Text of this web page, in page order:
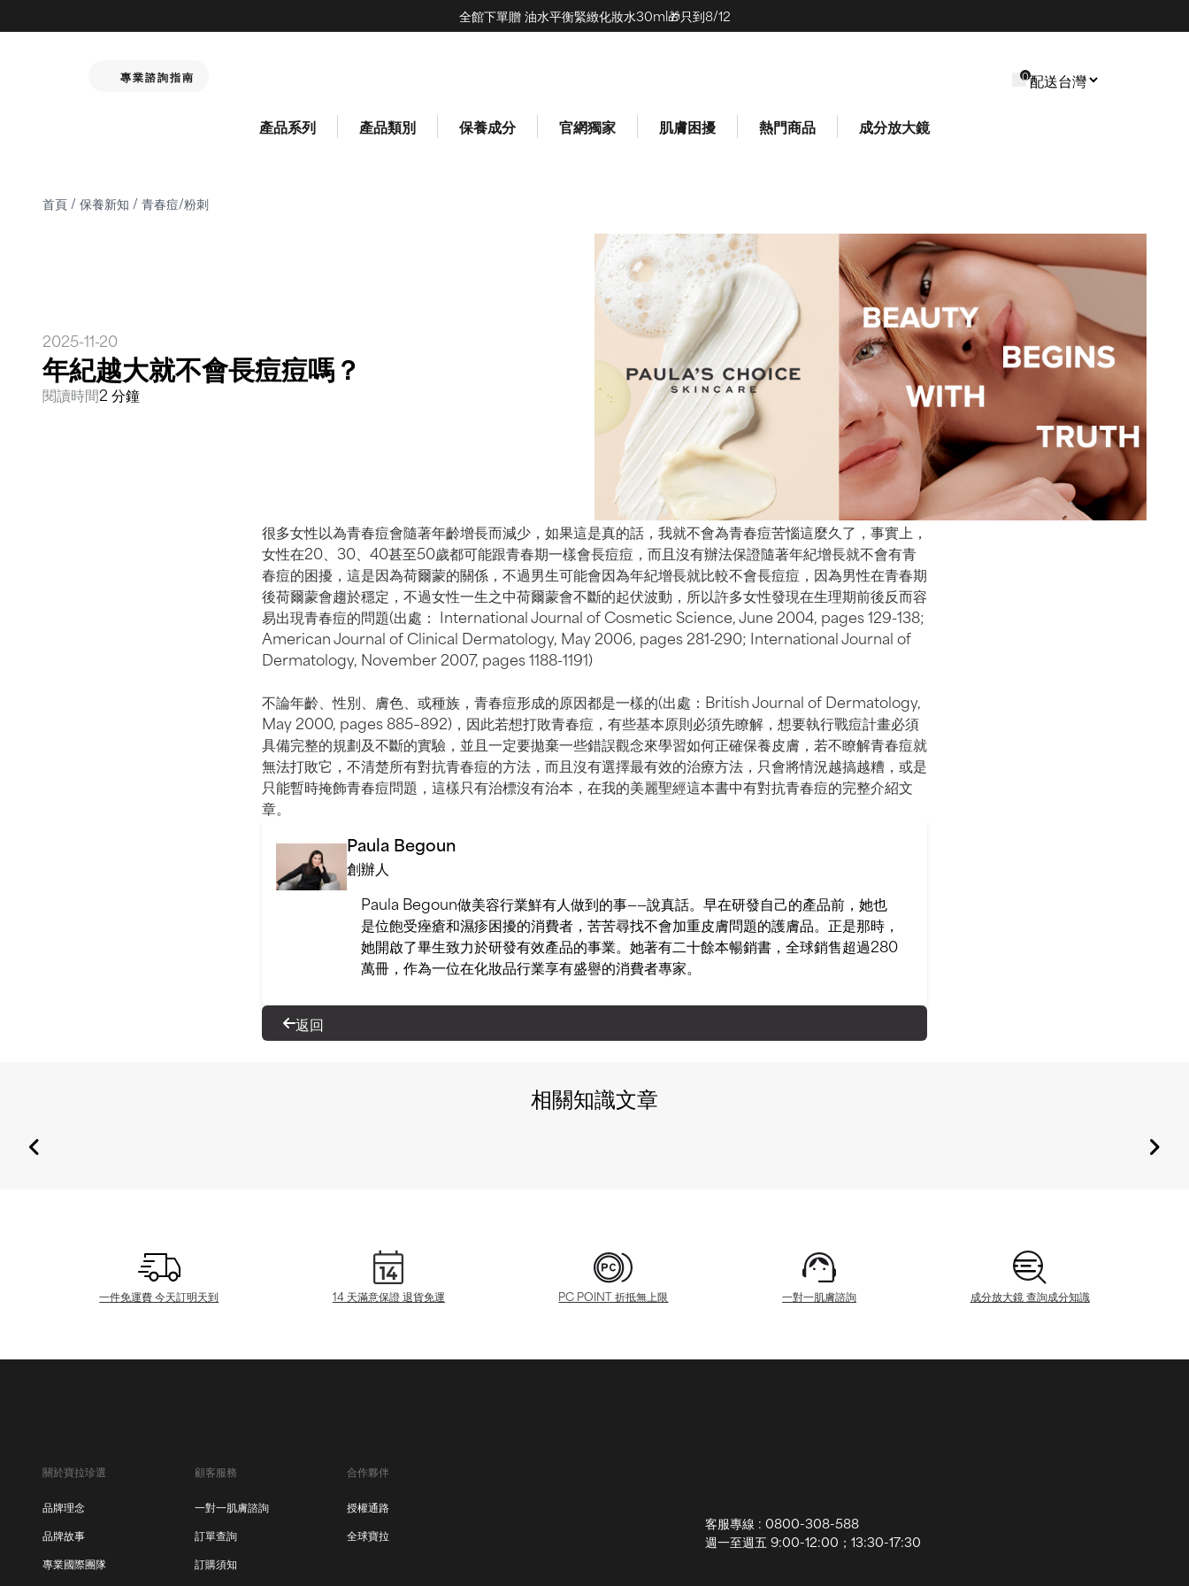
全館下單贈 油水平衡緊緻化妝水30ml🎁只到8/12
專業諮詢指南 0
產品系列 產品類別 保養成分 官網獨家 肌膚困擾 熱門商品 成分放大鏡
首頁 / 保養新知 / 青春痘/粉刺
2025-11-20
年紀越大就不會長痘痘嗎？
閱讀時間2 分鐘
很多女性以為青春痘會隨著年齡增長而減少，如果這是真的話，我就不會為青春痘苦惱這麼久了，事實上，
女性在20、30、40甚至50歲都可能跟青春期一樣會長痘痘，而且沒有辦法保證隨著年紀增長就不會有青
春痘的困擾，這是因為荷爾蒙的關係，不過男生可能會因為年紀增長就比較不會長痘痘，因為男性在青春期
後荷爾蒙會趨於穩定，不過女性一生之中荷爾蒙會不斷的起伏波動，所以許多女性發現在生理期前後反而容
易出現青春痘的問題(出處： International Journal of Cosmetic Science, June 2004, pages 129-138;
American Journal of Clinical Dermatology, May 2006, pages 281-290; International Journal of
Dermatology, November 2007, pages 1188-1191)
不論年齡、性別、膚色、或種族，青春痘形成的原因都是一樣的(出處：British Journal of Dermatology,
May 2000, pages 885–892)，因此若想打敗青春痘，有些基本原則必須先瞭解，想要執行戰痘計畫必須
具備完整的規劃及不斷的實驗，並且一定要拋棄一些錯誤觀念來學習如何正確保養皮膚，若不瞭解青春痘就
無法打敗它，不清楚所有對抗青春痘的方法，而且沒有選擇最有效的治療方法，只會將情況越搞越糟，或是
只能暫時掩飾青春痘問題，這樣只有治標沒有治本，在我的美麗聖經這本書中有對抗青春痘的完整介紹文
章。
Paula Begoun
創辦人
Paula Begoun做美容行業鮮有人做到的事——說真話。早在研發自己的產品前，她也
是位飽受痤瘡和濕疹困擾的消費者，苦苦尋找不會加重皮膚問題的護膚品。正是那時，
她開啟了畢生致力於研發有效產品的事業。她著有二十餘本暢銷書，全球銷售超過280
萬冊，作為一位在化妝品行業享有盛譽的消費者專家。
返回
相關知識文章
一件免運費 今天訂明天到 14 天滿意保證 退貨免運 PC POINT 折抵無上限 一對一肌膚諮詢 成分放大鏡 查詢成分知識
關於寶拉珍選
品牌理念
品牌故事
專業國際團隊
顧客服務
一對一肌膚諮詢
訂單查詢
訂購須知
合作夥伴
授權通路
全球寶拉
客服專線 : 0800-308-588
週一至週五 9:00-12:00；13:30-17:30